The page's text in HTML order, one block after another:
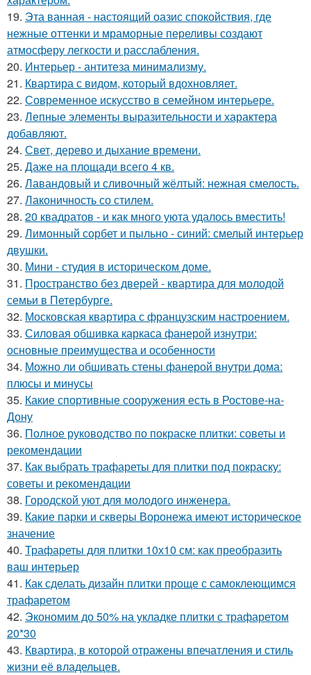
19. Эта ванная - настоящий оазис спокойствия, где
нежные оттенки и мраморные переливы создают
атмосферу легкости и расслабления.
20. Интерьер - антитеза минимализму.
21. Квартира с видом, который вдохновляет.
22. Современное искусство в семейном интерьере.
23. Лепные элементы выразительности и характера
добавляют.
24. Свет, дерево и дыхание времени.
25. Даже на площади всего 4 кв.
26. Лавандовый и сливочный жёлтый: нежная смелость.
27. Лаконичность со стилем.
28. 20 квадратов - и как много уюта удалось вместить!
29. Лимонный сорбет и пыльно - синий: смелый интерьер
двушки.
30. Мини - студия в историческом доме.
31. Пространство без дверей - квартира для молодой
семьи в Петербурге.
32. Московская квартира с французским настроением.
33. Силовая обшивка каркаса фанерой изнутри:
основные преимущества и особенности
34. Можно ли обшивать стены фанерой внутри дома:
плюсы и минусы
35. Какие спортивные сооружения есть в Ростове-на-
Дону
36. Полное руководство по покраске плитки: советы и
рекомендации
37. Как выбрать трафареты для плитки под покраску:
советы и рекомендации
38. Городской уют для молодого инженера.
39. Какие парки и скверы Воронежа имеют историческое
значение
40. Трафареты для плитки 10х10 см: как преобразить
ваш интерьер
41. Как сделать дизайн плитки проще с самоклеющимся
трафаретом
42. Экономим до 50% на укладке плитки с трафаретом
20*30
43. Квартира, в которой отражены впечатления и стиль
жизни её владельцев.